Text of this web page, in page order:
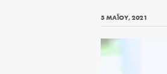
5 ΜΑΪ́ΟΥ, 2021